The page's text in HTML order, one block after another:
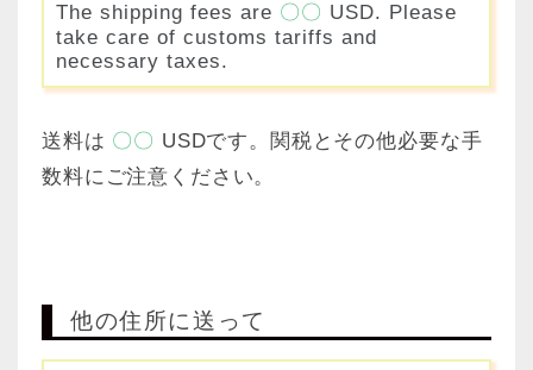
The shipping fees are 〇〇 USD. Please
take care of customs tariffs and
necessary taxes.
送料は 〇〇 USDです。関税とその他必要な手
数料にご注意ください。
他の住所に送って